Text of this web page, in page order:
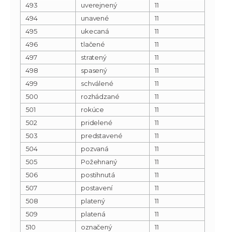
493
uverejnený
11
494
unavené
11
495
ukecaná
11
496
tlačené
11
497
stratený
11
498
spasený
11
499
schválené
11
500
rozhádzané
11
501
rokúce
11
502
pridelené
11
503
predstavené
11
504
pozvaná
11
505
Požehnaný
11
506
postihnutá
11
507
postavení
11
508
platený
11
509
platená
11
510
označený
11